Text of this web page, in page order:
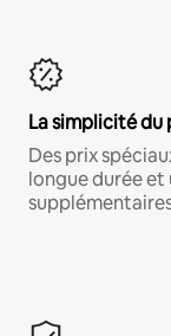
La simplicité du
Des prix
longue durée et